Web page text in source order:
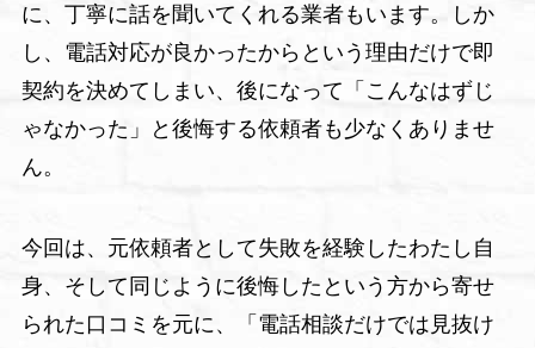
に、丁寧に話を聞いてくれる業者もいます。しか
し、電話対応が良かったからという理由だけで即
契約を決めてしまい、後になって「こんなはずじ
ゃなかった」と後悔する依頼者も少なくありませ
ん。
今回は、元依頼者として失敗を経験したわたし自
身、そして同じように後悔したという方から寄せ
られた口コミを元に、「電話相談だけでは見抜け